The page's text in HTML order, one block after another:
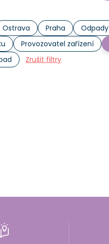
Ostrava Praha Odpady
Provozovatel zařízení
Zrušit filtry